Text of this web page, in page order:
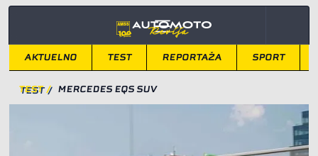
AKTUELNO TEST REPORTAŽA SPORT
TEST / MERCEDES EQS SUV